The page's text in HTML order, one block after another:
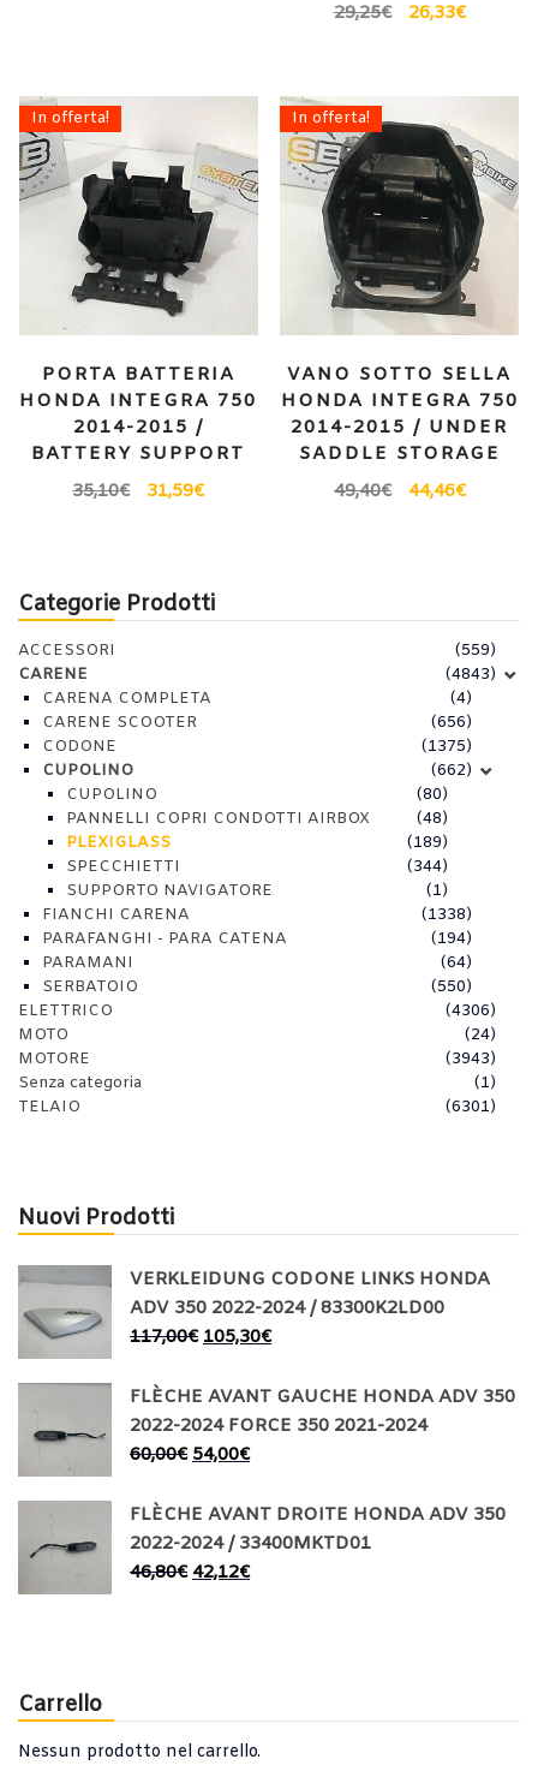
29,25€ 26,33€
In offerta!
PORTA BATTERIA
HONDA INTEGRA 750
2014-2015 /
BATTERY SUPPORT
35,10€ 31,59€
In offerta!
VANO SOTTO SELLA
HONDA INTEGRA 750
2014-2015 / UNDER
SADDLE STORAGE
49,40€ 44,46€
Categorie Prodotti
ACCESSORI
(559)
CARENE
(4843)
CARENA COMPLETA
(4)
CARENE SCOOTER
(656)
CODONE
(1375)
CUPOLINO
(662)
CUPOLINO
(80)
PANNELLI COPRI CONDOTTI AIRBOX
(48)
PLEXIGLASS
(189)
SPECCHIETTI
(344)
SUPPORTO NAVIGATORE
(1)
FIANCHI CARENA
(1338)
PARAFANGHI - PARA CATENA
(194)
PARAMANI
(64)
SERBATOIO
(550)
ELETTRICO
(4306)
MOTO
(24)
MOTORE
(3943)
Senza categoria
(1)
TELAIO
(6301)
Nuovi Prodotti
VERKLEIDUNG CODONE LINKS HONDA
ADV 350 2022-2024 / 83300K2LD00
117,00€ 105,30€
FLÈCHE AVANT GAUCHE HONDA ADV 350
2022-2024 FORCE 350 2021-2024
60,00€ 54,00€
FLÈCHE AVANT DROITE HONDA ADV 350
2022-2024 / 33400MKTD01
46,80€ 42,12€
Carrello
Nessun prodotto nel carrello.